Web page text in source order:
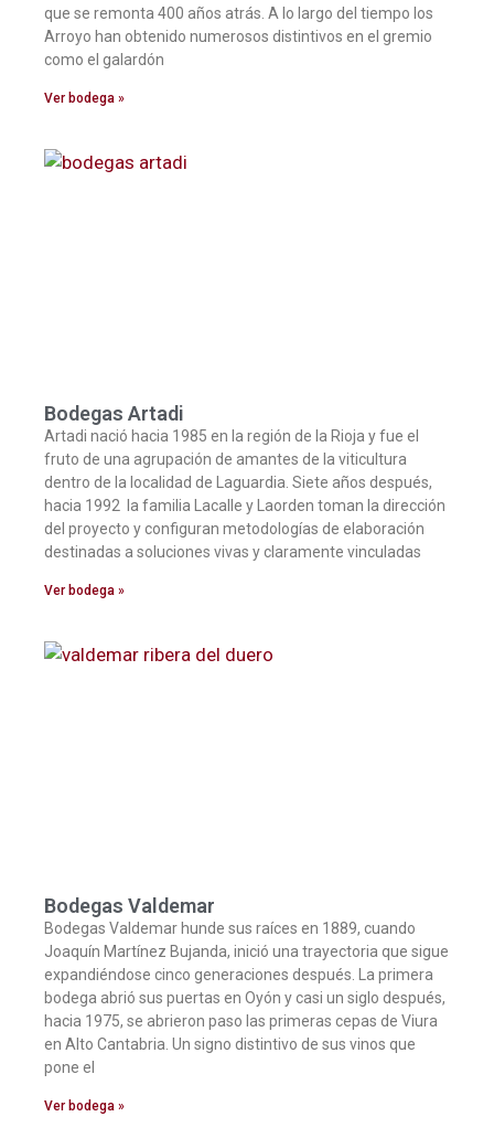
que se remonta 400 años atrás. A lo largo del tiempo los
Arroyo han obtenido numerosos distintivos en el gremio
como el galardón
Ver bodega »
Bodegas Artadi
Artadi nació hacia 1985 en la región de la Rioja y fue el
fruto de una agrupación de amantes de la viticultura
dentro de la localidad de Laguardia. Siete años después,
hacia 1992 la familia Lacalle y Laorden toman la dirección
del proyecto y configuran metodologías de elaboración
destinadas a soluciones vivas y claramente vinculadas
Ver bodega »
Bodegas Valdemar
Bodegas Valdemar hunde sus raíces en 1889, cuando
Joaquín Martínez Bujanda, inició una trayectoria que sigue
expandiéndose cinco generaciones después. La primera
bodega abrió sus puertas en Oyón y casi un siglo después,
hacia 1975, se abrieron paso las primeras cepas de Viura
en Alto Cantabria. Un signo distintivo de sus vinos que
pone el
Ver bodega »